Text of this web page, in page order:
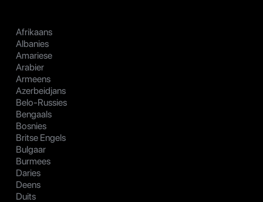
Afrikaans
Albanies
Amariese
Arabier
Armeens
Azerbeidjans
Belo-Russies
Bengaals
Bosnies
Britse Engels
Bulgaar
Burmees
Daries
Deens
Duits